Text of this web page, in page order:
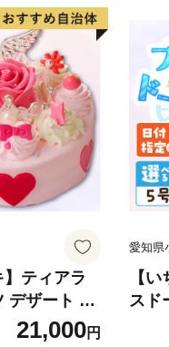
】ティアラ
デザート 洋
送料無料
21,000円
愛知県
【
スド
ー